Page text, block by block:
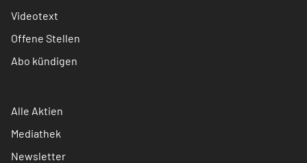
Videotext
Offene Stellen
Abo kündigen
Alle Aktien
Mediathek
Newsletter